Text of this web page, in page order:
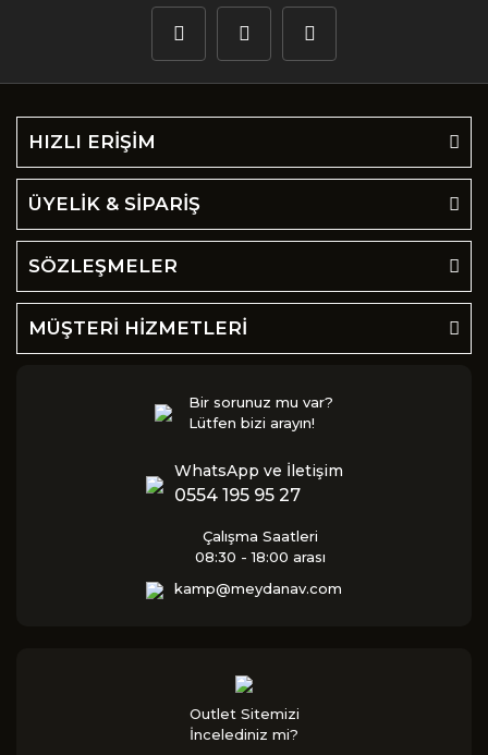
HIZLI ERİŞİM
ÜYELİK & SİPARİŞ
SÖZLEŞMELER
MÜŞTERİ HİZMETLERİ
Bir sorunuz mu var?
Lütfen bizi arayın!
WhatsApp ve İletişim
0554 195 95 27
Çalışma Saatleri
08:30 - 18:00 arası
kamp@meydanav.com
Outlet Sitemizi
İncelediniz mi?